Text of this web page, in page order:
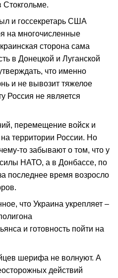
и госсекретарь США
на многочисленные
сторона сама
в Донецкой и Луганской
что именно
и не вывозит тяжелое
Россия не является
перемещение войск и
территории России. Но
то забывают о том, что у
НАТО, а в Донбассе, по
последнее время возросло
что Украина укрепляет –
и готовность пойти на
шерифа не волнуют. А
действий